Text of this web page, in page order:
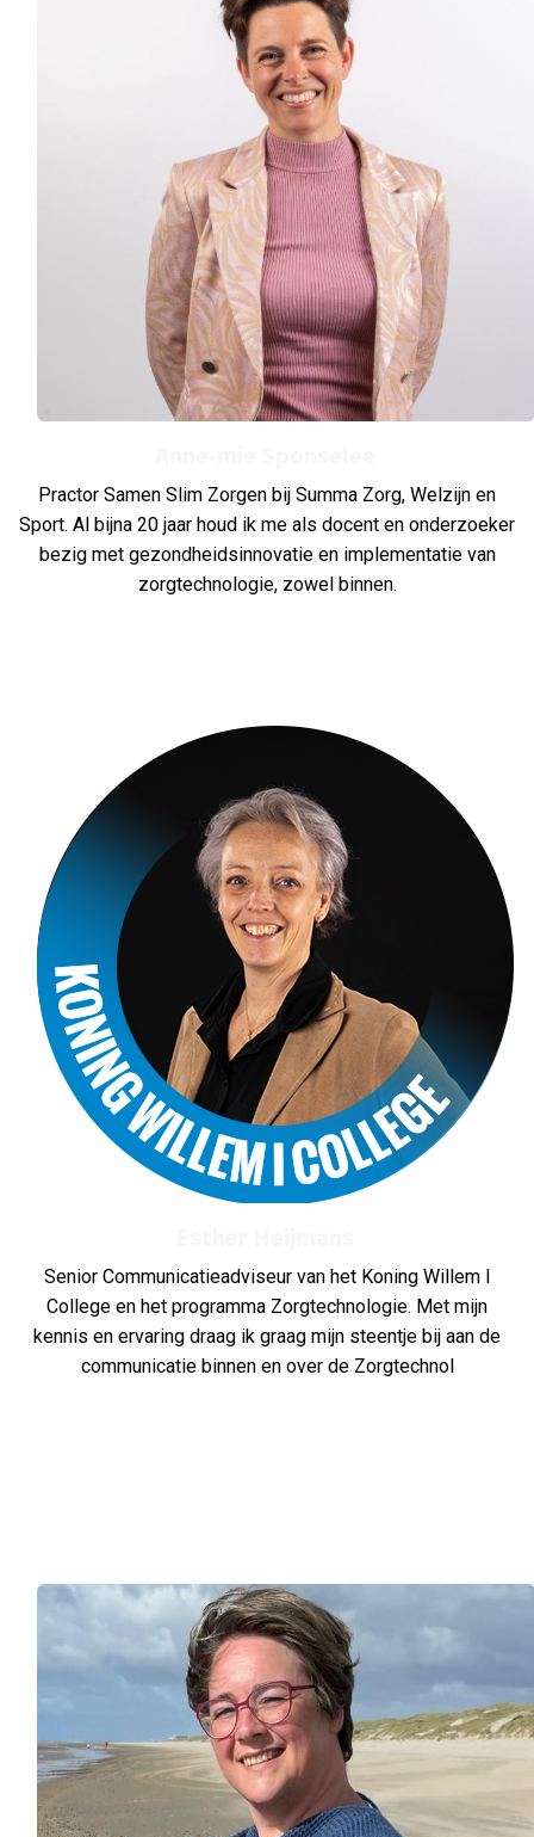
Practor Samen Slim Zorgen bij Summa Zorg, Welzijn en
Sport. Al bijna 20 jaar houd ik me als docent en onderzoeker
bezig met gezondheidsinnovatie en implementatie van
zorgtechnologie, zowel binnen.
Senior Communicatieadviseur van het Koning Willem I
College en het programma Zorgtechnologie. Met mijn
kennis en ervaring draag ik graag mijn steentje bij aan de
communicatie binnen en over de Zorgtechnol